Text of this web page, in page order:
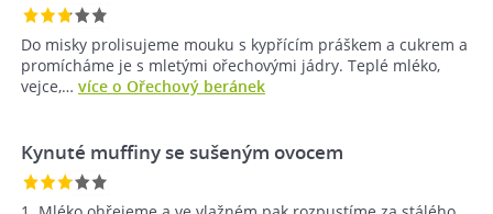
Do misky prolisujeme mouku s kypřícím práškem a cukrem a
promícháme je s mletými ořechovými jádry. Teplé mléko,
vejce,… více o Ořechový beránek
Kynuté muffiny se sušeným ovocem